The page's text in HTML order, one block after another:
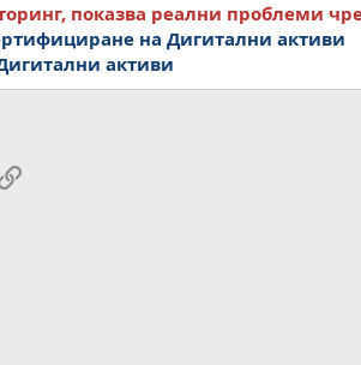
показва реални проблеми
на Дигитални активи
активи
Link